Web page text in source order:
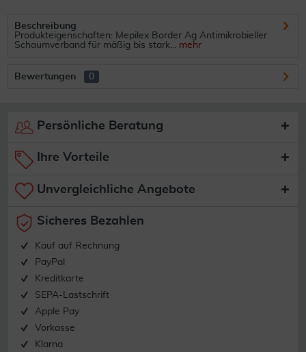
Beschreibung
Produkteigenschaften: Mepilex Border Ag Antimikrobieller
Schaumverband für mäßig bis stark... mehr
Bewertungen 0
Persönliche Beratung
Ihre Vorteile
Unvergleichliche Angebote
Sicheres Bezahlen
Kauf auf Rechnung
PayPal
Kreditkarte
SEPA-Lastschrift
Apple Pay
Vorkasse
Klarna